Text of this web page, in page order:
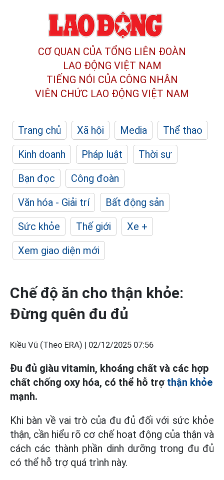
CƠ QUAN CỦA TỔNG LIÊN ĐOÀN
LAO ĐỘNG VIỆT NAM
TIẾNG NÓI CỦA CÔNG NHÂN
VIÊN CHỨC LAO ĐỘNG VIỆT NAM
Trang chủ Xã hội Media
Thể thao
Kinh doanh
Pháp luật
Thời sự
Bạn đọc
Công đoàn
Văn hóa - Giải trí
Bất động sản
Sức khỏe
Thế giới
Xe +
Xem giao diện mới
Chế độ ăn cho thận khỏe:
Đừng quên đu đủ
Kiều Vũ (Theo ERA) | 02/12/2025 07:56
Đu đủ giàu vitamin, khoáng chất và các hợp
chất chống oxy hóa, có thể hỗ trợ thận khỏe
mạnh.
Khi bàn về vai trò của đu đủ đối với sức khỏe
thận, cần hiểu rõ cơ chế hoạt động của thận và
cách các thành phần dinh dưỡng trong đu đủ
có thể hỗ trợ quá trình này.